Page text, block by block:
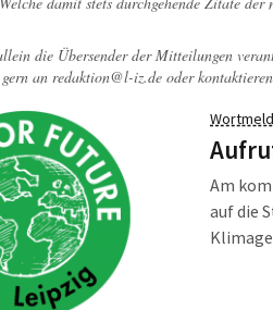
die Übersender der Mitteilungen
an redaktion@l-iz.de oder
Am
auf die